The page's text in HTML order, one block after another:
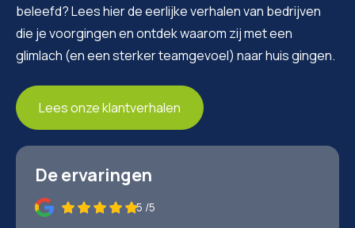
beleefd? Lees hier de eerlijke verhalen van bedrijven
die je voorgingen en ontdek waarom zij met een
glimlach (en een sterker teamgevoel) naar huis gingen.
Lees onze klantverhalen
De ervaringen
5 /5